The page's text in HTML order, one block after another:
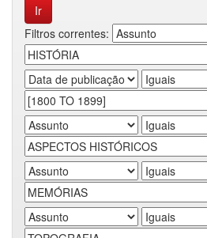
Filtros correntes: